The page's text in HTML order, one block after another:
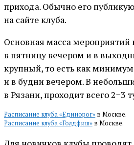
прихода. Обычно его
на сайте клуба.
Основная масса мероприятий
в пятницу вечером и в
крупный, то есть как
и в будни вечером. В
в Рязани, проходит всего 2−3
Расписание клуба «Единорог» в Москве.
Расписание клуба «Голдфиш» в Москве.